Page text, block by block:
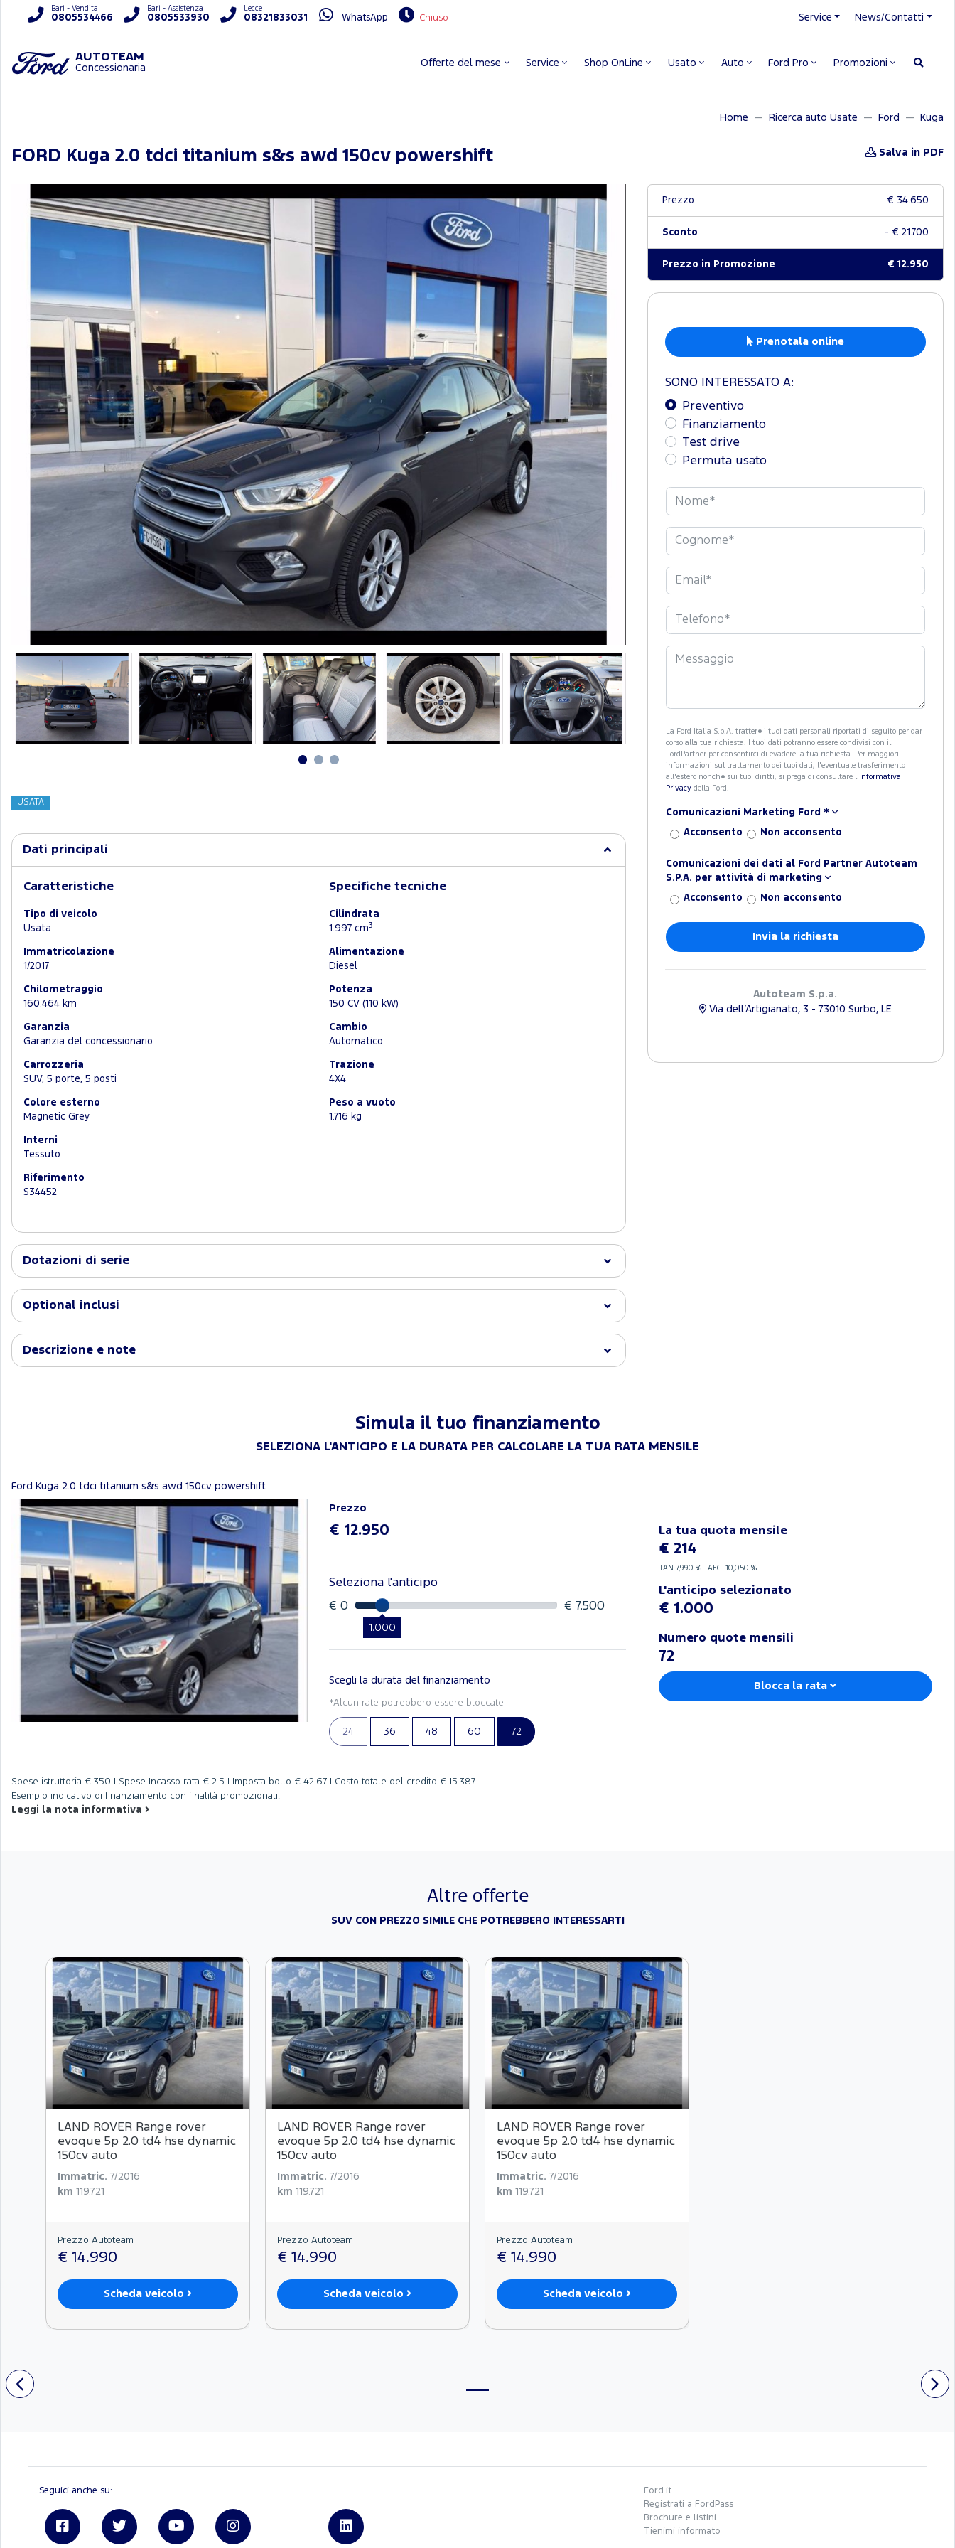
Bari - Vendita
0805534466
Bari - Assistenza
0805533930
Lecce
08321833031 WhatsApp Chiuso Service News/Contatti
AUTOTEAM
Concessionaria Offerte del mese Service Shop OnLine Usato Auto Ford Pro Promozioni
Home Ricerca auto Usate Ford Kuga
FORD Kuga 2.0 tdci titanium s&s awd 150cv powershift Salva in PDF
USATA
Dati principali
Caratteristiche
Tipo di veicolo
Usata
Immatricolazione
1/2017
Chilometraggio
160.464 km
Garanzia
Garanzia del concessionario
Carrozzeria
SUV, 5 porte, 5 posti
Colore esterno
Magnetic Grey
Interni
Tessuto
Riferimento
S34452
Specifiche tecniche
Cilindrata
1.997 cm3
Alimentazione
Diesel
Potenza
150 CV (110 kW)
Cambio
Automatico
Trazione
4X4
Peso a vuoto
1.716 kg
Dotazioni di serie
Optional inclusi
Descrizione e note
Prezzo € 34.650
Sconto - € 21.700
Prezzo in Promozione € 12.950
Prenotala online
SONO INTERESSATO A:
Preventivo
Finanziamento
Test drive
Permuta usato
La Ford Italia S.p.A. tratter� i tuoi dati personali riportati di seguito per dar
corso alla tua richiesta. I tuoi dati potranno essere condivisi con il
FordPartner per consentirci di evadere la tua richiesta. Per maggiori
informazioni sul trattamento dei tuoi dati, l'eventuale trasferimento
all'estero nonch� sui tuoi diritti, si prega di consultare l' Informativa
Privacydella Ford.
Comunicazioni Marketing Ford *
Acconsento Non acconsento
Comunicazioni dei dati al Ford Partner Autoteam
S.P.A. per attività di marketing
Acconsento Non acconsento
Autoteam S.p.a.
Via dell’Artigianato, 3 - 73010 Surbo, LE
Simula il tuo finanziamento
SELEZIONA L'ANTICIPO E LA DURATA PER CALCOLARE LA TUA RATA MENSILE
Ford Kuga 2.0 tdci titanium s&s awd 150cv powershift
Prezzo
€ 12.950
Seleziona l'anticipo
€ 0
1.000
€ 7.500
Scegli la durata del finanziamento
*Alcun rate potrebbero essere bloccate
24 36 48 60 72
La tua quota mensile
€ 214
TAN 7,990 %TAEG. 10,050 %
L'anticipo selezionato
€ 1.000
Numero quote mensili
72
Blocca la rata
Spese istruttoria € 350 | Spese Incasso rata € 2.5 | Imposta bollo € 42.67 | Costo totale del credito € 15.387
Esempio indicativo di finanziamento con finalità promozionali.
Leggi la nota informativa
Altre offerte
SUV CON PREZZO SIMILE CHE POTREBBERO INTERESSARTI
LAND ROVER Range rover
evoque 5p 2.0 td4 hse dynamic
150cv auto
Immatric. 7/2016
km 119.721
Prezzo Autoteam
€ 14.990
Scheda veicolo
LAND ROVER Range rover
evoque 5p 2.0 td4 hse dynamic
150cv auto
Immatric. 7/2016
km 119.721
Prezzo Autoteam
€ 14.990
Scheda veicolo
LAND ROVER Range rover
evoque 5p 2.0 td4 hse dynamic
150cv auto
Immatric. 7/2016
km 119.721
Prezzo Autoteam
€ 14.990
Scheda veicolo
Seguici anche su:
Ford.it
Registrati a FordPass
Brochure e listini
Tienimi informato